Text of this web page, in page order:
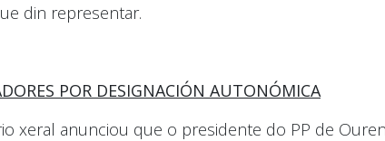
din representar.
POR DESIGNACIÓN AUTONÓMICA
xeral anunciou que o presidente do PP de